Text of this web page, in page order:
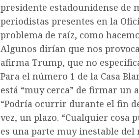
presidente estadounidense de
periodistas presentes en la
problema de raíz, como
Algunos dirían que nos
afirma Trump, que no
Para el número 1 de la Casa
está “muy cerca” de firmar un
“Podría ocurrir durante el fin
vez, un plazo. “Cualquier cosa
es una parte muy inestable